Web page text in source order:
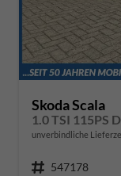
Skoda Scala
unverbindliche
Fahrzeugnr. 547178